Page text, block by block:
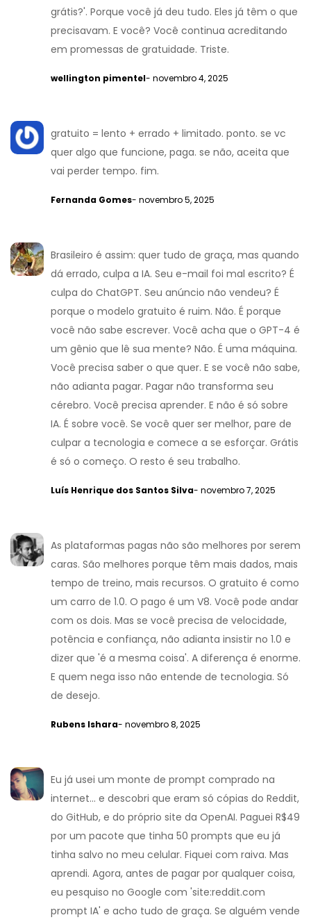
grátis?'. Porque você já deu tudo. Eles já têm o que
precisavam. E você? Você continua acreditando
em promessas de gratuidade. Triste.
wellington pimentel- novembro 4, 2025
gratuito = lento + errado + limitado. ponto. se vc
quer algo que funcione, paga. se não, aceita que
vai perder tempo. fim.
Fernanda Gomes- novembro 5, 2025
Brasileiro é assim: quer tudo de graça, mas quando
dá errado, culpa a IA. Seu e-mail foi mal escrito? É
culpa do ChatGPT. Seu anúncio não vendeu? É
porque o modelo gratuito é ruim. Não. É porque
você não sabe escrever. Você acha que o GPT-4 é
um gênio que lê sua mente? Não. É uma máquina.
Você precisa saber o que quer. E se você não sabe,
não adianta pagar. Pagar não transforma seu
cérebro. Você precisa aprender. E não é só sobre
IA. É sobre você. Se você quer ser melhor, pare de
culpar a tecnologia e comece a se esforçar. Grátis
é só o começo. O resto é seu trabalho.
Luís Henrique dos Santos Silva- novembro 7, 2025
As plataformas pagas não são melhores por serem
caras. São melhores porque têm mais dados, mais
tempo de treino, mais recursos. O gratuito é como
um carro de 1.0. O pago é um V8. Você pode andar
com os dois. Mas se você precisa de velocidade,
potência e confiança, não adianta insistir no 1.0 e
dizer que 'é a mesma coisa'. A diferença é enorme.
E quem nega isso não entende de tecnologia. Só
de desejo.
Rubens Ishara- novembro 8, 2025
Eu já usei um monte de prompt comprado na
internet... e descobri que eram só cópias do Reddit,
do GitHub, e do próprio site da OpenAI. Paguei R$49
por um pacote que tinha 50 prompts que eu já
tinha salvo no meu celular. Fiquei com raiva. Mas
aprendi. Agora, antes de pagar por qualquer coisa,
eu pesquiso no Google com 'site:reddit.com
prompt IA' e acho tudo de graça. Se alguém vende